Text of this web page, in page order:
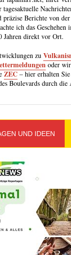
präzise Berichte von
ich das Geschehen
Jahren direkt vor Ort.
zu
oder
ZEC – hier erhalten
Boulevards durch die
UND IDEEN